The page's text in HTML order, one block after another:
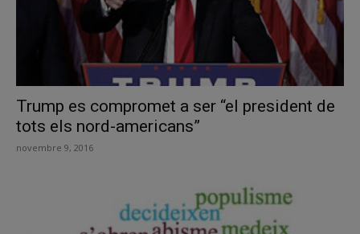
Trump es compromet a ser “el president de
tots els nord-americans”
novembre 9, 2016